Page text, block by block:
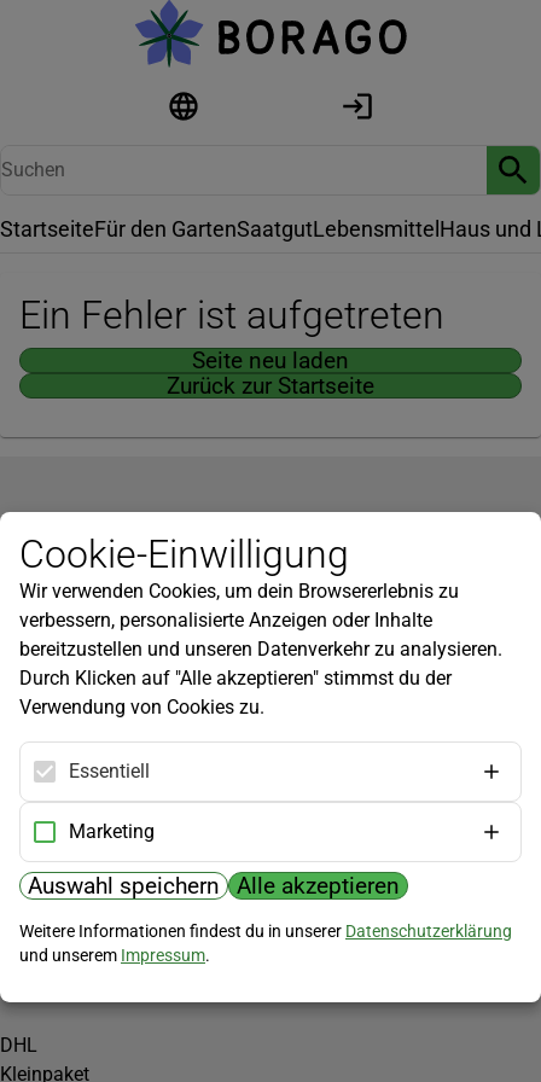
StartseiteFür den GartenSaatgutLebensmittel Haus und
Ein Fehler ist aufgetreten
Seite neu laden
Zurück zur Startseite
Newsletter
Infos zu neuen Produkten, Gartentipps und mehr findest du in
unserem Newsletter!
Jetzt anmelden
Hilfe
Kundenservice
Widerrufsbelehrung
Versandkosten
Zahlungsmöglichkeiten
PayPal
Vorkasse
Versand
DHL
Kleinpaket
Cookie-Einwilligung
Wir verwenden Cookies, um dein Browsererlebnis zu
verbessern, personalisierte Anzeigen oder Inhalte
bereitzustellen und unseren Datenverkehr zu analysieren.
Durch Klicken auf "Alle akzeptieren" stimmst du der
Verwendung von Cookies zu.
Essentiell
Marketing
Auswahl speichern Alle akzeptieren
Weitere Informationen findest du in unserer Datenschutzerklärung
und unserem Impressum.